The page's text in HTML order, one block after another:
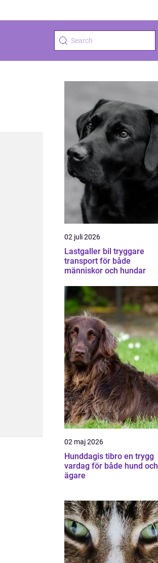
02 juli 2026
Lastgaller bil tryggare
transport för både
människor och hundar
02 maj 2026
Hunddagis tibro en trygg
vardag för både hund och
ägare